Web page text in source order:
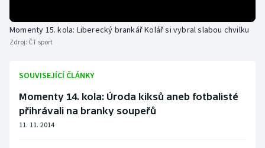
Momenty 15. kola: Liberecký brankář Kolář si vybral slabou chvilku
Zdroj: ČT sport
SOUVISEJÍCÍ ČLÁNKY
Momenty 14. kola: Úroda kiksů aneb fotbalisté
přihrávali na branky soupeřů
11. 11. 2014